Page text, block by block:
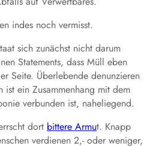
indes noch vermisst.
sich zunächst nicht darum
Statements, dass Müll eben
Seite. Überlebende denunzieren
ein Zusammenhang mit dem
verbunden ist, naheliegend.
dort bittere Armut. Knapp
verdienen 2,- oder weniger,